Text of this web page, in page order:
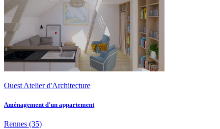
Ouest Atelier d'Architecture
Aménagement d'un appartement
Rennes (35)